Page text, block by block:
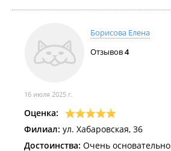
Борисова Елена
Отзывов4
16 июля 2025 г.
Оценка:
Филиал: ул. Хабаровская, 36
Достоинства: Очень